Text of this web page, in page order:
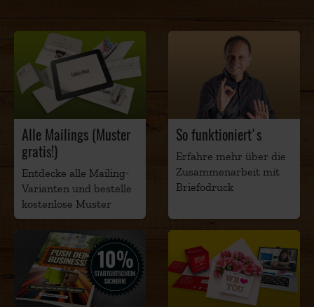
Alle Mailings (Muster
gratis!)
Entdecke alle Mailing-
Varianten und bestelle
kostenlose Muster
So funktioniert's
Erfahre mehr über die
Zusammenarbeit mit
Briefodruck